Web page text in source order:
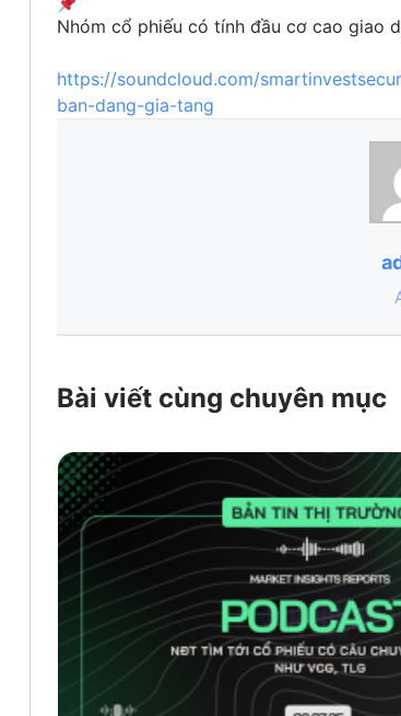
Nhóm cổ phiếu có tính đầu cơ cao giao
https://soundcloud.com/
ban-dang-gia-tang
Bài viết cùng chuyên mục